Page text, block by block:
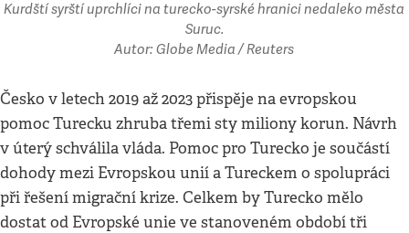
Kurdští syrští uprchlíci na turecko-syrské hranici nedaleko města
Suruc.
Autor: Globe Media / Reuters
Česko v letech 2019 až 2023 přispěje na evropskou
pomoc Turecku zhruba třemi sty miliony korun. Návrh
v úterý schválila vláda. Pomoc pro Turecko je součástí
dohody mezi Evropskou unií a Tureckem o spolupráci
při řešení migrační krize. Celkem by Turecko mělo
dostat od Evropské unie ve stanoveném období tři